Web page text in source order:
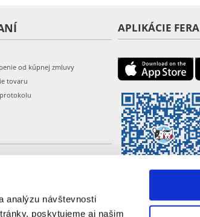
analýzu návštevnosti
poskytujeme aj našim
od kúpnej zmluvy
tovaru
APLIKÁCIE FERA